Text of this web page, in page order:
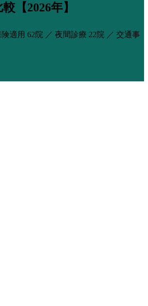
【2026年】
険適用 62院 ／ 夜間診療 22院 ／ 交通事